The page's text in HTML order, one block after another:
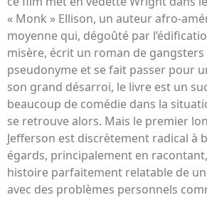
« Monk » Ellison, un auteur afro-
moyenne qui, dégoûté par
misère, écrit un roman de
pseudonyme et se fait passer pour
son grand désarroi, le livre est un
beaucoup de comédie dans la
se retrouve alors. Mais le premier
Jefferson est discrètement radical à
égards, principalement en
histoire parfaitement relatable de
avec des problèmes personnels